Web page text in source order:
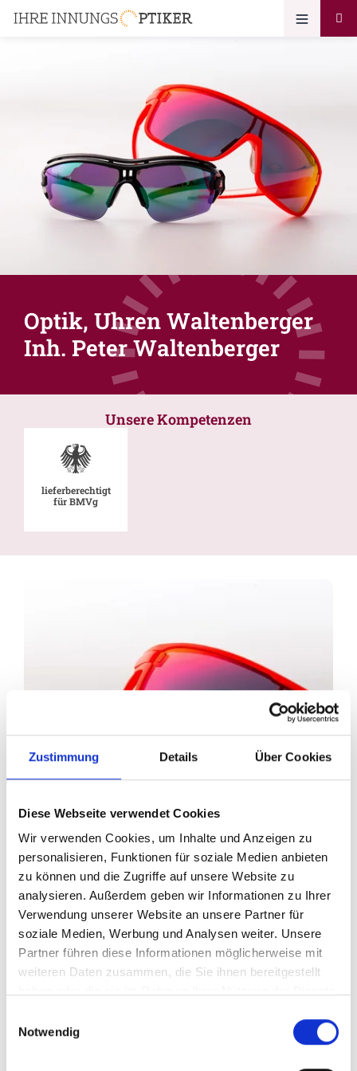
Zustimmung Details Über Cookies
Diese Webseite verwendet Cookies
Wir verwenden Cookies, um Inhalte und Anzeigen zu
personalisieren, Funktionen für soziale Medien anbieten
zu können und die Zugriffe auf unsere Website zu
analysieren. Außerdem geben wir Informationen zu Ihrer
Verwendung unserer Website an unsere Partner für
soziale Medien, Werbung und Analysen weiter. Unsere
Partner führen diese Informationen möglicherweise mit
weiteren Daten zusammen, die Sie ihnen bereitgestellt
Notwendig
Optik, Uhren Waltenberger
Inh. Peter Waltenberger
Unsere Kompetenzen
lieferberechtigt
für BMVg
Ihr Partner für optimales
Sehen in Offenbach
Als erster Ansprechpartner für das gute Sehen sind wir
als Augenoptiker in Offenbach mehr als „nur“
diejenigen, die sich um die jeweilige optisch,
individuellen Wünsche und Bedürfnisse angepasste